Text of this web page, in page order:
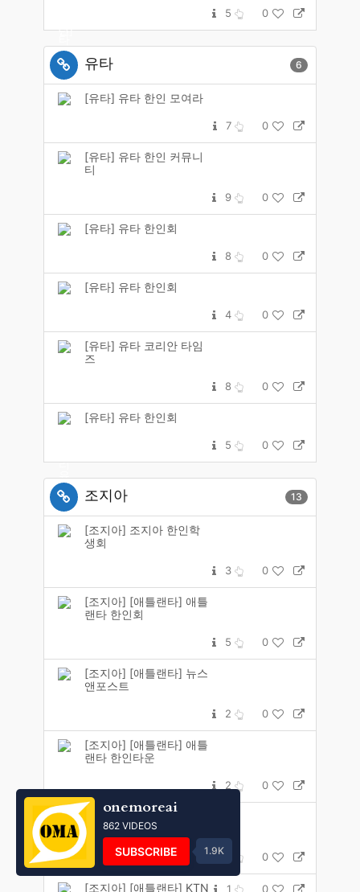
5 0
유타 6
[유타] 유타 한인 모여라
7 0
[유타] 유타 한인 커뮤니
티
9 0
[유타] 유타 한인회
8 0
[유타] 유타 한인회
4 0
[유타] 유타 코리안 타임
즈
8 0
[유타] 유타 한인회
5 0
조지아 13
[조지아] 조지아 한인학
생회
3 0
[조지아] [애틀랜타] 애틀
랜타 한인회
5 0
[조지아] [애틀랜타] 뉴스
앤포스트
2 0
[조지아] [애틀랜타] 애틀
랜타 한인타운
2 0
[조지아] [애틀랜타] 조지
아주닷컴
0
[조지아] [애틀랜타] KTN 1 0
onemoreai
862 VIDEOS
SUBSCRIBE 1.9K